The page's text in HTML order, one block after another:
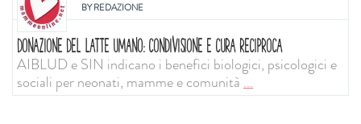
BYREDAZIONE
DONAZIONE DEL LATTE UMANO: CONDIVISIONE E CURA RECIPROCA
AIBLUD e SIN indicano i benefici biologici, psicologici e
sociali per neonati, mamme e comunità...